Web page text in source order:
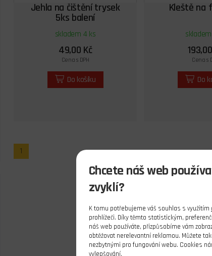
Jehla na čištění trysek
5ks balení
skladem 4 ks
49,00 Kč
Cena s DPH
Do košíku
Kleště na
Cena s
Do
1
Chcete náš web
zvyklí?
K tomu potřebujeme váš souhlas s využitím
prohlížeči. Díky těmto statistickým,
náš web používáte, přizpůsobíme vám
obtěžovat nerelevantní reklamou. Můžete
nezbytnými pro fungování webu. Cookies
vylepšování.